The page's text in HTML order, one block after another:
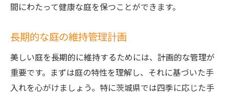
間にわたって健康な庭を保つことができます。
長期的な庭の維持管理計画
美しい庭を長期的に維持するためには、計画的な管理が
重要です。まずは庭の特性を理解し、それに基づいた手
入れを心がけましょう。特に茨城県では四季に応じた手